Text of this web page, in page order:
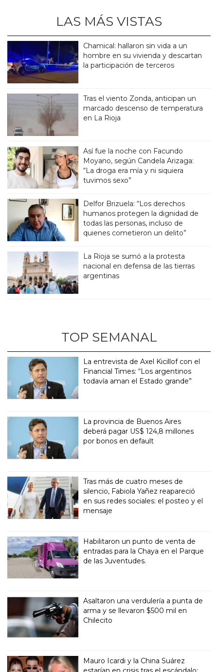
LAS MÁS VISTAS
Chamical: hallaron sin vida a un
hombre en su vivienda y descartan
la participación de terceros
Tras el viento Zonda, anticipan un
marcado descenso de temperatura
en La Rioja
Así fue la noche con Facundo
Moyano, según Candela Arizaga:
“La droga era mía y ni siquiera
tuvimos sexo”
Delfor Brizuela: “Los derechos
humanos protegen la dignidad de
todas las personas, incluso de
quienes cometieron un delito”
La Rioja se sumó a la protesta
nacional en defensa de las tierras
argentinas
TOP SEMANAL
La entrevista de Axel Kicillof con el
Financial Times: “Los argentinos
todavía aman el Estado grande”
La provincia de Buenos Aires
deberá pagar US$ 124,8 millones
por bonos en default
Tras más de cuatro meses de
silencio, Fabiola Yañez reapareció
en sus redes sociales: el posteo y el
mensaje
Habilitaron un punto de venta de
entradas para la Chaya en el Parque
de las Juventudes.
Asaltaron una verdulería a punta de
arma y se llevaron $500 mil en
Chilecito
Mauro Icardi y la China Suárez